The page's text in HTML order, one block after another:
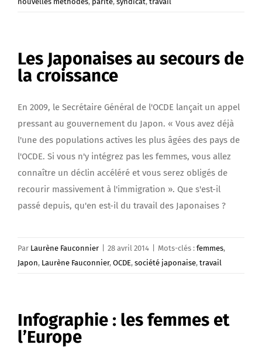
Les Japonaises au secours de
la croissance
En 2009, le Secrétaire Général de l'OCDE lançait un appel
pressant au gouvernement du Japon. « Vous avez déjà
l'une des populations actives les plus âgées des pays de
l'OCDE. Si vous n'y intégrez pas les femmes, vous allez
connaître un déclin accéléré et vous serez obligés de
recourir massivement à l'immigration ». Que s'est-il
passé depuis, qu'en est-il du travail des Japonaises ?
Par Laurène Fauconnier 28 avril 2014 Mots-clés : femmes,
Japon, Laurène Fauconnier, OCDE, société japonaise, travail
Infographie : les femmes et
l’Europe